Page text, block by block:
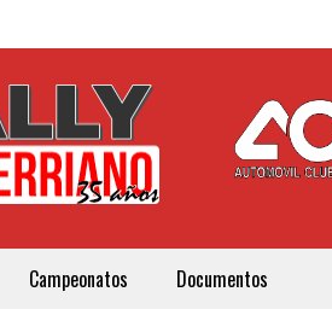
Campeonatos Documentos